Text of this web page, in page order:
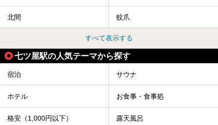
北間 蚊爪
すべて表示する
七ツ屋駅の人気テーマから探す
宿泊 サウナ
ホテル お食事・食事処
格安（1,000円以下） 露天風呂